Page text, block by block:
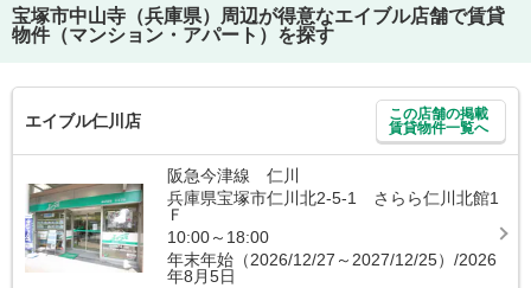
宝塚市中山寺（兵庫県）
周辺が得意なエイブル店舗で賃貸
物件（マンション・アパート）を探す
エイブル仁川店
この店舗の掲載
賃貸物件一覧へ
阪急今津線 仁川
兵庫県宝塚市仁川北2-5-1 さらら仁川北館1
Ｆ
10:00～18:00
年末年始（2026/12/27～2027/12/25）/2026
年8月5日